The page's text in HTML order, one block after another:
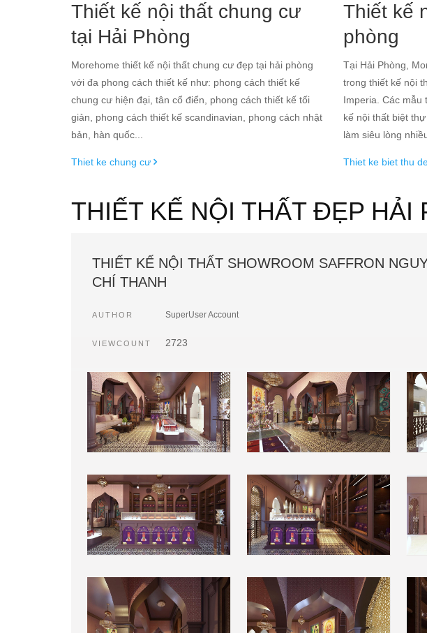
Thiết kế nội thất chung cư
tại Hải Phòng
Morehome thiết kế nội thất chung cư đẹp tại hải phòng
với đa phong cách thiết kế như: phong cách thiết kế
chung cư hiện đại, tân cổ điển, phong cách thiết kế tối
giản, phong cách thiết kế scandinavian, phong cách nhật
bản, hàn quốc...
Thiet ke chung cư
Thiết kế
phòng
Tại Hải Phòng,
trong thiết kế nội
Imperia. Các mẫu
kế nội thất biệt
làm siêu lòng
Thiet ke biet thu
THIẾT KẾ NỘI THẤT ĐẸP HẢI
THIẾT KẾ NỘI THẤT SHOWROOM SAFFRON
CHÍ THANH
AUTHOR SuperUser Account
VIEWCOUNT 2723